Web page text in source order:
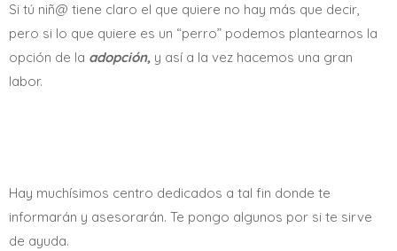
Si tú niñ@ tiene claro el que quiere no hay más que decir,
pero si lo que quiere es un “perro” podemos plantearnos la
opción de la adopción, y así a la vez hacemos una gran
labor.
Hay muchísimos centro dedicados a tal fin donde te
informarán y asesorarán. Te pongo algunos por si te sirve
de ayuda.